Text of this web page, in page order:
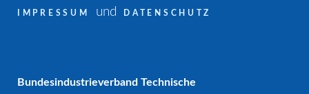
IMPRESSUM und DATENSCHUTZ
Bundesindustrieverband Technische